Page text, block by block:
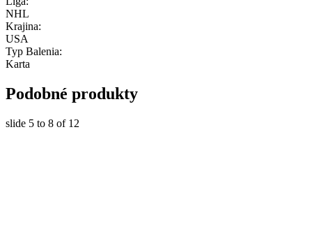
NHL
Krajina:
USA
Typ Balenia:
Karta
Podobné produkty
slide 5 to 8 of 12